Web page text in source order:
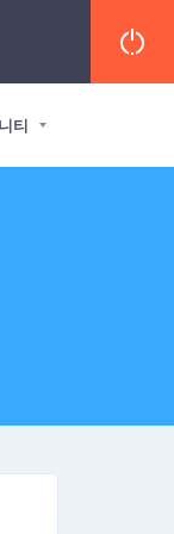
티